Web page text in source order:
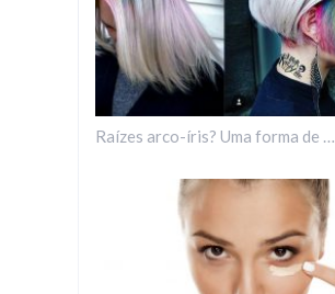
Raízes arco-íris? Uma forma de …